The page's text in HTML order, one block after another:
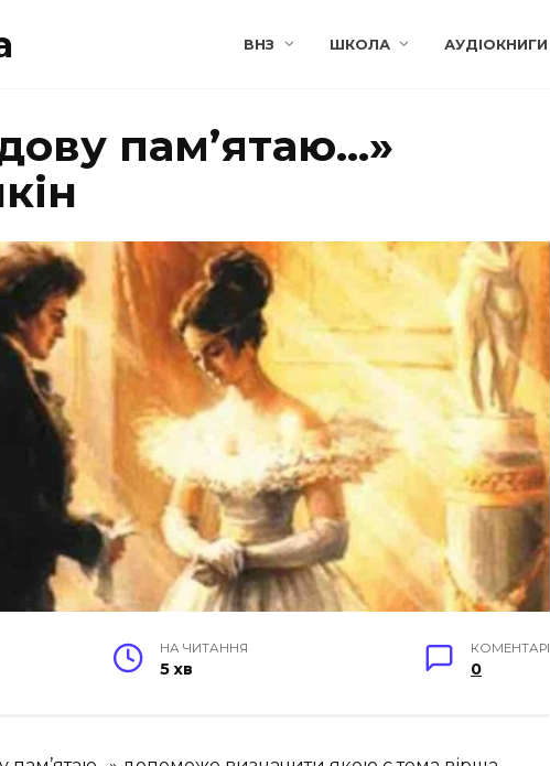
ВНЗ ШКОЛА АУДІОКНИГИ
пам’ятаю…»
НА ЧИТАННЯ
5 хв
КОМЕНТАРІ
0